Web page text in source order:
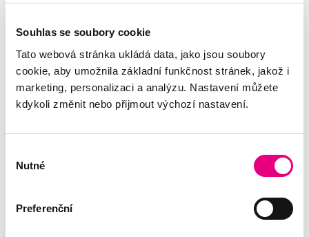
Souhlas se soubory cookie
Tato webová stránka ukládá data, jako jsou soubory
cookie, aby umožnila základní funkčnost stránek, jakož i
marketing, personalizaci a analýzu. Nastavení můžete
kdykoli změnit nebo přijmout výchozí nastavení.
souhlasu
Nutné
Preferenční